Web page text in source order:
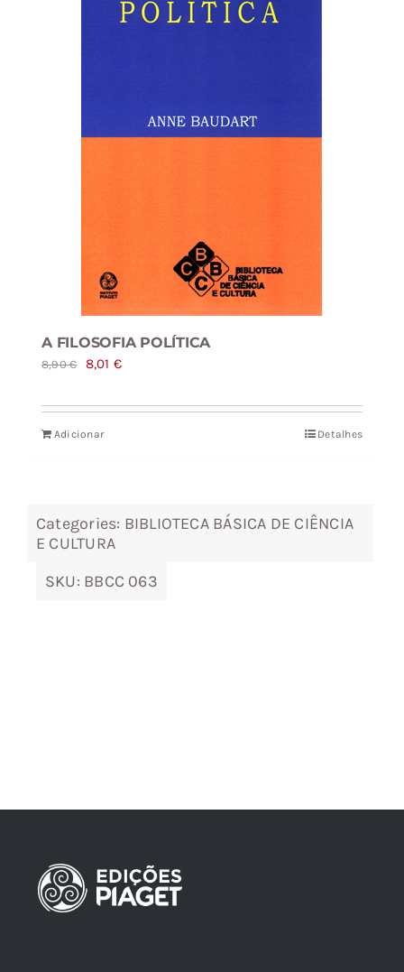
A FILOSOFIA POLÍTICA
8,90€
O
original
era:
8,01 €O
atual
Adicionar Detalhes
Categories: BIBLIOTECA BÁSICA DE CIÊNCIA
E CULTURA
SKU: BBCC 063